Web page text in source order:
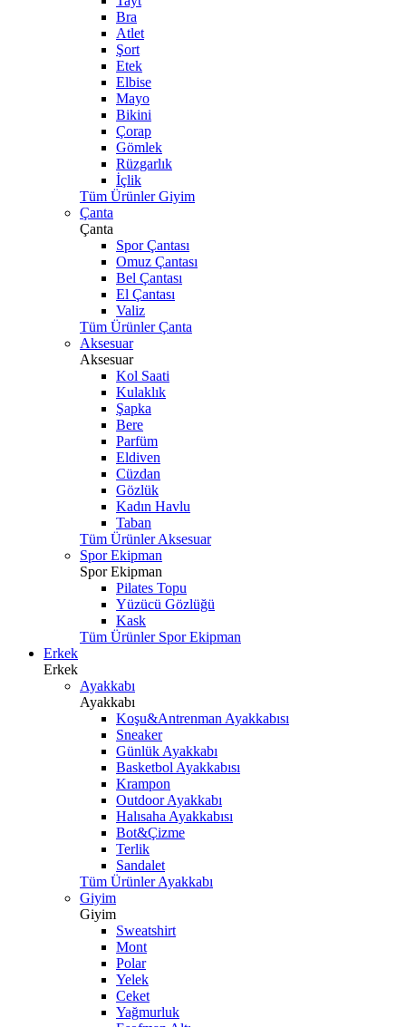
Bra
Atlet
Şort
Etek
Elbise
Mayo
Bikini
Çorap
Gömlek
Rüzgarlık
İçlik
Tüm Ürünler Giyim
Çanta
Çanta
Spor Çantası
Omuz Çantası
Bel Çantası
El Çantası
Valiz
Tüm Ürünler Çanta
Aksesuar
Aksesuar
Kol Saati
Kulaklık
Şapka
Bere
Parfüm
Eldiven
Cüzdan
Gözlük
Kadın Havlu
Taban
Tüm Ürünler Aksesuar
Spor Ekipman
Spor Ekipman
Pilates Topu
Yüzücü Gözlüğü
Kask
Tüm Ürünler Spor Ekipman
Erkek
Erkek
Ayakkabı
Ayakkabı
Koşu&Antrenman Ayakkabısı
Sneaker
Günlük Ayakkabı
Basketbol Ayakkabısı
Krampon
Outdoor Ayakkabı
Halısaha Ayakkabısı
Bot&Çizme
Terlik
Sandalet
Tüm Ürünler Ayakkabı
Giyim
Giyim
Sweatshirt
Mont
Polar
Yelek
Ceket
Yağmurluk